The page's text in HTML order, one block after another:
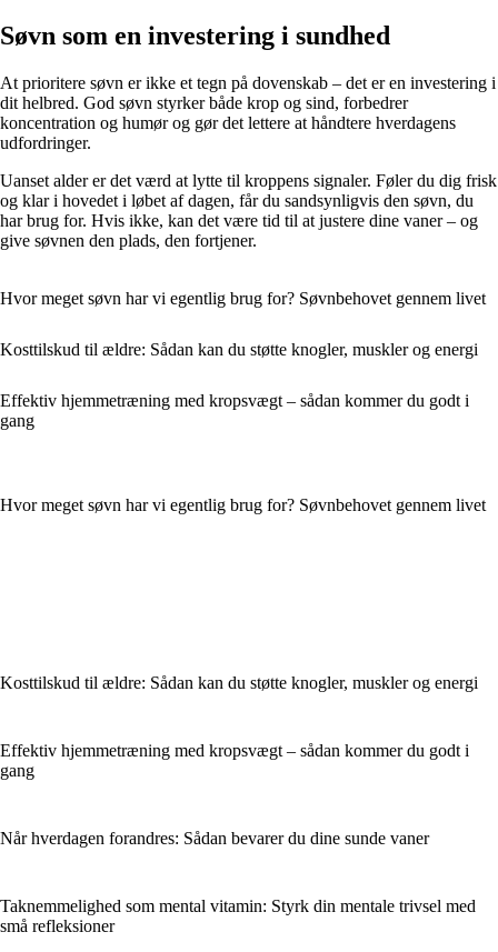
Søvn som en investering i sundhed
At prioritere søvn er ikke et tegn på dovenskab – det er en investering i
dit helbred. God søvn styrker både krop og sind, forbedrer
koncentration og humør og gør det lettere at håndtere hverdagens
udfordringer.
Uanset alder er det værd at lytte til kroppens signaler. Føler du dig frisk
og klar i hovedet i løbet af dagen, får du sandsynligvis den søvn, du
har brug for. Hvis ikke, kan det være tid til at justere dine vaner – og
give søvnen den plads, den fortjener.
Hvor meget søvn har vi egentlig brug for? Søvnbehovet gennem livet
Kosttilskud til ældre: Sådan kan du støtte knogler, muskler og energi
Effektiv hjemmetræning med kropsvægt – sådan kommer du godt i
gang
Hvor meget søvn har vi egentlig brug for? Søvnbehovet gennem livet
Kosttilskud til ældre: Sådan kan du støtte knogler, muskler og energi
Effektiv hjemmetræning med kropsvægt – sådan kommer du godt i
gang
Når hverdagen forandres: Sådan bevarer du dine sunde vaner
Taknemmelighed som mental vitamin: Styrk din mentale trivsel med
små refleksioner